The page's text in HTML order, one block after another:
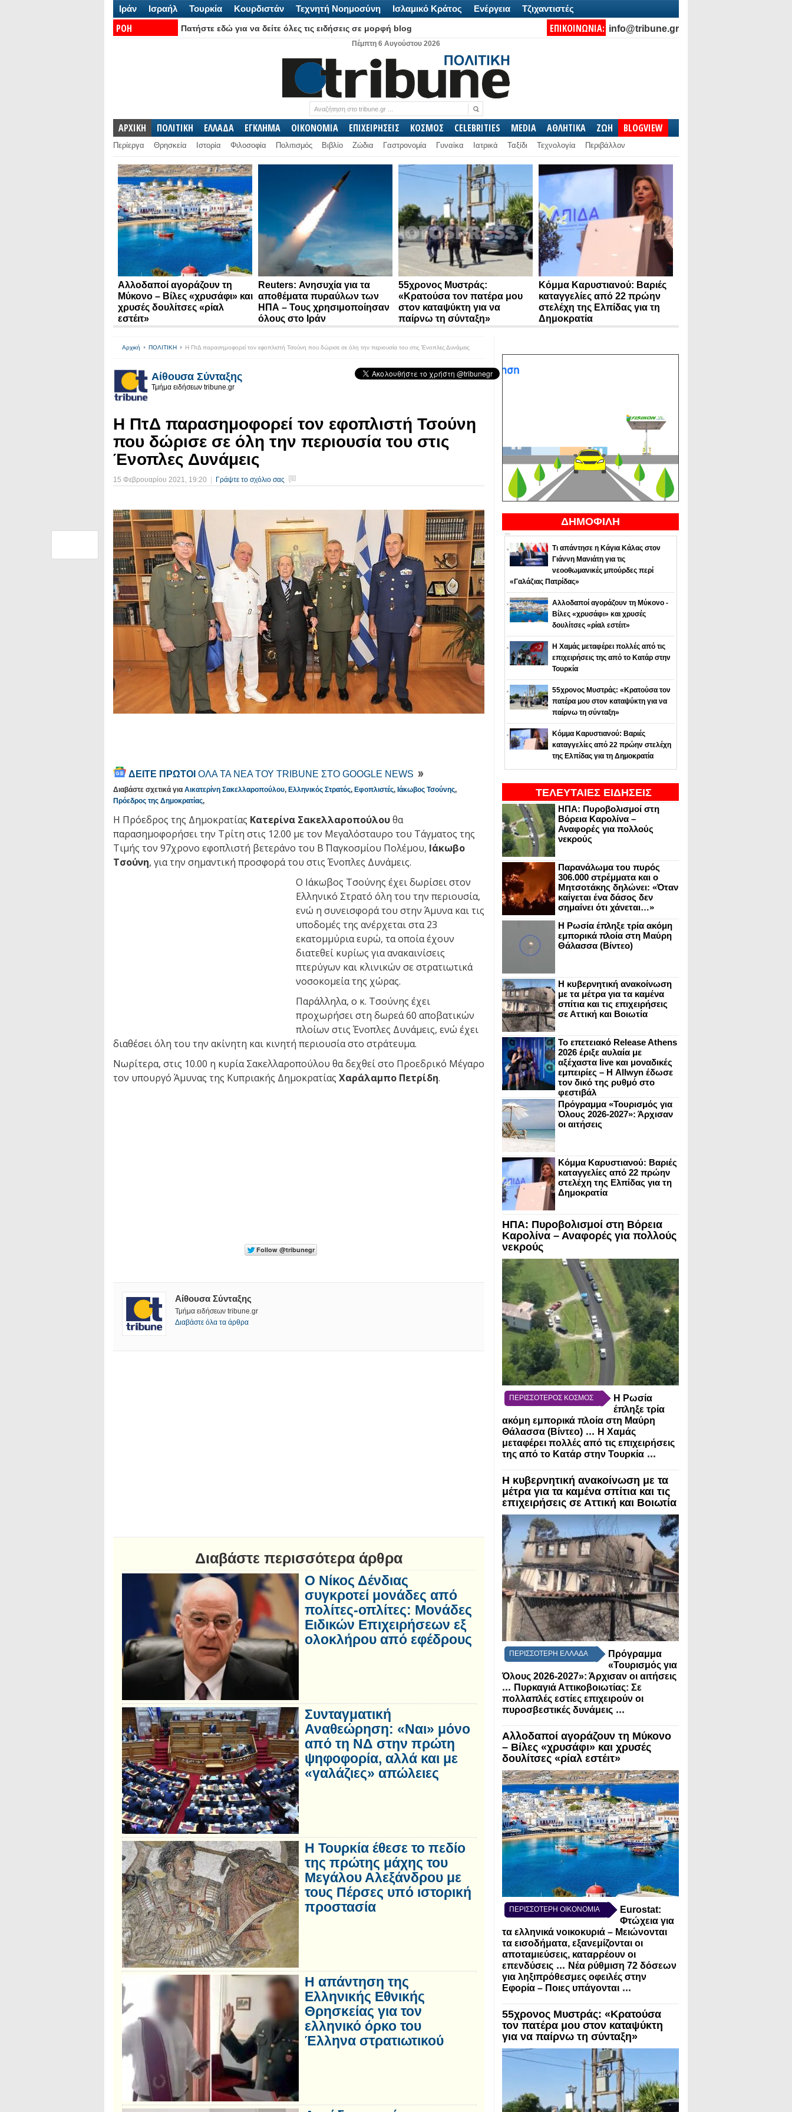
Ιράν Ισραήλ Τουρκία Κουρδιστάν Τεχνητή Νοημοσύνη Ισλαμικό Κράτος Ενέργεια Τζιχαντιστές
ΡΟΗ
Πατήστε εδώ για να δείτε όλες τις ειδήσεις σε μορφή blog ΕΠΙΚΟΙΝΩΝΙΑ: info@tribune.gr
Πέμπτη 6 Αυγούστου 2026
ΑΡΧΙΚΗ ΠΟΛΙΤΙΚΗ ΕΛΛΑΔΑ ΕΓΚΛΗΜΑ ΟΙΚΟΝΟΜΙΑ ΕΠΙΧΕΙΡΗΣΕΙΣ ΚΟΣΜΟΣ CELEBRITIES MEDIA ΑΘΛΗΤΙΚΑ ΖΩΗ BLOGVIEW
Περίεργα Θρησκεία Ιστορία Φιλοσοφία Πολιτισμός Βιβλίο Ζώδια Γαστρονομία Γυναίκα Ιατρικά Ταξίδι Τεχνολογία Περιβάλλον
Αλλοδαποί αγοράζουν τη
Μύκονο – Βίλες «χρυσάφι» και
χρυσές δουλίτσες «ρίαλ
εστέιτ»
Reuters: Ανησυχία για τα
αποθέματα πυραύλων των
ΗΠΑ – Τους χρησιμοποίησαν
όλους στο Ιράν
55χρονος Μυστράς:
«Κρατούσα τον πατέρα μου
στον καταψύκτη για να
παίρνω τη σύνταξη»
Κόμμα Καρυστιανού: Βαριές
καταγγελίες από 22 πρώην
στελέχη της Ελπίδας για τη
Δημοκρατία
ΔΗΜΟΦΙΛΗ
Τι απάντησε η Κάγια Κάλας στον
Γιάννη Μανιάτη για τις
νεοοθωμανικές μπούρδες περί
«Γαλάζιας Πατρίδας»
Αλλοδαποί αγοράζουν τη Μύκονο -
Βίλες «χρυσάφι» και χρυσές
δουλίτσες «ρίαλ εστέιτ»
Η Χαμάς μεταφέρει πολλές από τις
επιχειρήσεις της από το Κατάρ στην
Τουρκία
55χρονος Μυστράς: «Κρατούσα τον
πατέρα μου στον καταψύκτη για να
παίρνω τη σύνταξη»
Κόμμα Καρυστιανού: Βαριές
καταγγελίες από 22 πρώην στελέχη
της Ελπίδας για τη Δημοκρατία
ΤΕΛΕΥΤΑΙΕΣ ΕΙΔΗΣΕΙΣ
ΗΠΑ: Πυροβολισμοί στη
Βόρεια Καρολίνα –
Αναφορές για πολλούς
νεκρούς
Παρανάλωμα του πυρός
306.000 στρέμματα και ο
Μητσοτάκης δηλώνει: «Όταν
καίγεται ένα δάσος δεν
σημαίνει ότι χάνεται…»
Η Ρωσία έπληξε τρία ακόμη
εμπορικά πλοία στη Μαύρη
Θάλασσα (Βίντεο)
Η κυβερνητική ανακοίνωση
με τα μέτρα για τα καμένα
σπίτια και τις επιχειρήσεις
σε Αττική και Βοιωτία
Το επετειακό Release Athens
2026 έριξε αυλαία με
αξέχαστα live και μοναδικές
εμπειρίες – Η Allwyn έδωσε
τον δικό της ρυθμό στο
φεστιβάλ
Πρόγραμμα «Τουρισμός για
Όλους 2026-2027»: Άρχισαν
οι αιτήσεις
Κόμμα Καρυστιανού: Βαριές
καταγγελίες από 22 πρώην
στελέχη της Ελπίδας για τη
Δημοκρατία
ΗΠΑ: Πυροβολισμοί στη Βόρεια
Καρολίνα – Αναφορές για πολλούς
νεκρούς
ΠΕΡΙΣΣΟΤΕΡΟΣ ΚΟΣΜΟΣ
Η Ρωσία
έπληξε τρία
ακόμη εμπορικά πλοία στη Μαύρη
Θάλασσα (Βίντεο) ... Η Χαμάς
μεταφέρει πολλές από τις επιχειρήσεις
της από το Κατάρ στην Τουρκία ...
Η κυβερνητική ανακοίνωση με τα
μέτρα για τα καμένα σπίτια και τις
επιχειρήσεις σε Αττική και Βοιωτία
ΠΕΡΙΣΣΟΤΕΡΗ ΕΛΛΑΔΑ
Πρόγραμμα
«Τουρισμός για
Όλους 2026-2027»: Άρχισαν οι αιτήσεις
... Πυρκαγιά Αττικοβοιωτίας: Σε
πολλαπλές εστίες επιχειρούν οι
πυροσβεστικές δυνάμεις ...
Αλλοδαποί αγοράζουν τη Μύκονο
– Βίλες «χρυσάφι» και χρυσές
δουλίτσες «ρίαλ εστέιτ»
ΠΕΡΙΣΣΟΤΕΡΗ ΟΙΚΟΝΟΜΙΑ
Eurostat:
Φτώχεια για
τα ελληνικά νοικοκυριά – Μειώνονται
τα εισοδήματα, εξανεμίζονται οι
αποταμιεύσεις, καταρρέουν οι
επενδύσεις ... Νέα ρύθμιση 72 δόσεων
για ληξιπρόθεσμες οφειλές στην
Εφορία – Ποιες υπάγονται ...
55χρονος Μυστράς: «Κρατούσα
τον πατέρα μου στον καταψύκτη
για να παίρνω τη σύνταξη»
Αρχική ΠΟΛΙΤΙΚΗ H ΠτΔ παρασημοφορεί τον εφοπλιστή Τσούνη που δώρισε σε όλη την περιουσία του στις Ένοπλες Δυνάμεις
Αίθουσα Σύνταξης
Τμήμα ειδήσεων tribune.gr
H ΠτΔ παρασημοφορεί τον εφοπλιστή Τσούνη
που δώρισε σε όλη την περιουσία του στις
Ένοπλες Δυνάμεις
15 Φεβρουαρίου 2021, 19:20 Γράψτε το σχόλιο σας
ΔΕΙΤΕ ΠΡΩΤΟΙ ΟΛΑ ΤΑ ΝΕΑ ΤΟΥ TRIBUNE ΣΤΟ GOOGLE NEWS
Διαβάστε σχετικά για Αικατερίνη Σακελλαροπούλου, Ελληνικός Στρατός, Εφοπλιστές, Ιάκωβος Τσούνης,
Πρόεδρος της Δημοκρατίας,
Η Πρόεδρος της Δημοκρατίας Κατερίνα Σακελλαροπούλουθα
παρασημοφορήσει την Τρίτη στις 12.00 με τον Μεγαλόσταυρο του Τάγματος της
Τιμής τον 97χρονο εφοπλιστή βετεράνο του Β΄ Παγκοσμίου Πολέμου, Ιάκωβο
Τσούνη, για την σημαντική προσφορά του στις Ένοπλες Δυνάμεις.
Ο Ιάκωβος Τσούνης έχει δωρίσει στον
Ελληνικό Στρατό όλη του την περιουσία,
ενώ η συνεισφορά του στην Άμυνα και τις
υποδομές της ανέρχεται στα 23
εκατομμύρια ευρώ, τα οποία έχουν
διατεθεί κυρίως για ανακαινίσεις
πτερύγων και κλινικών σε στρατιωτικά
νοσοκομεία της χώρας.
Παράλληλα, ο κ. Τσούνης έχει
προχωρήσει στη δωρεά 60 αποβατικών
πλοίων στις Ένοπλες Δυνάμεις, ενώ έχει
διαθέσει όλη του την ακίνητη και κινητή περιουσία στο στράτευμα.
Νωρίτερα, στις 10.00 η κυρία Σακελλαροπούλου θα δεχθεί στο Προεδρικό Μέγαρο
τον υπουργό Άμυνας της Κυπριακής Δημοκρατίας Χαράλαμπο Πετρίδη.
Αίθουσα Σύνταξης
Τμήμα ειδήσεων tribune.gr
Διαβάστε όλα τα άρθρα
Διαβάστε περισσότερα άρθρα
Ο Νίκος Δένδιας
συγκροτεί μονάδες από
πολίτες-οπλίτες: Μονάδες
Ειδικών Επιχειρήσεων εξ
ολοκλήρου από εφέδρους
Συνταγματική
Αναθεώρηση: «Ναι» μόνο
από τη ΝΔ στην πρώτη
ψηφοφορία, αλλά και με
«γαλάζιες» απώλειες
Η Τουρκία έθεσε το πεδίο
της πρώτης μάχης του
Μεγάλου Αλεξάνδρου με
τους Πέρσες υπό ιστορική
προστασία
Η απάντηση της
Ελληνικής Εθνικής
Θρησκείας για τον
ελληνικό όρκο του
Έλληνα στρατιωτικού